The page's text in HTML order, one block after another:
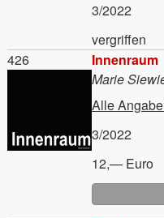
3/2022
vergriffen
Innenraum
Material
426
Marie
Alle
3/2022
12,— Euro